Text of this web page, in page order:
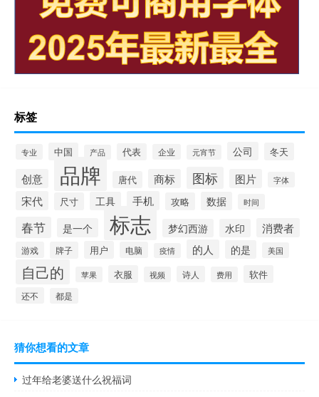
标签
专业 中国 产品 代表 企业 元宵节 公司 冬天
创意 品牌 唐代 商标 图标 图片 字体
宋代 尺寸 工具 手机 攻略 数据 时间
春节 是一个 标志 梦幻西游 水印 消费者
游戏 牌子 用户 电脑 疫情 的人 的是 美国
自己的 苹果 衣服 视频 诗人 费用 软件
还不 都是
猜你想看的文章
过年给老婆送什么祝福词